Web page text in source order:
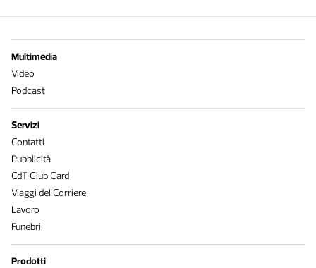
Multimedia
Video
Podcast
Servizi
Contatti
Pubblicità
CdT Club Card
Viaggi del Corriere
Lavoro
Funebri
Prodotti